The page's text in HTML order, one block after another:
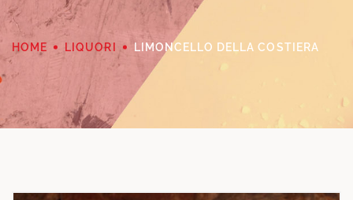
HOME LIQUORI LIMONCELLO DELLA COSTIERA